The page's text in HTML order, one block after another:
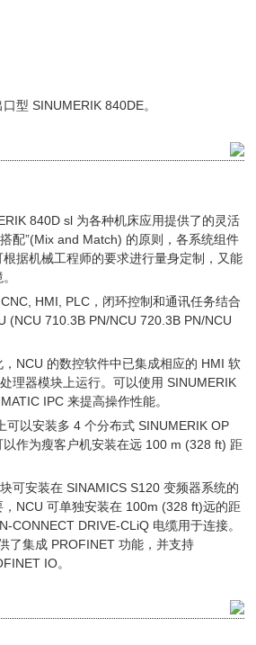
型 SINUMERIK 840DE。
840D sl 为各种机床应用提供了的灵活
配”(Mix and Match) 的原则，各系统组件
据机械工程师的要求进行量身定制，又能
HMI, PLC，闭环控制和通讯任务结合
(NCU 710.3B PN/NCU 720.3B PN/NCU
NCU 的数控软件中已集成相应的 HMI 软
理器模块上运行。可以使用 SINUMERIK
IPC 来提高操作性能。
可以安装多 4 个分布式 SINUMERIK OP
作为瘦客户机安装在远 100 m (328 ft) 距
可安装在 SINAMICS S120 变频器系统的
NCU 可单独安装在 100m (328 ft)远的距
CONNECT DRIVE-CLiQ 电缆用于连接。
了集成 PROFINET 功能，并支持
IO。